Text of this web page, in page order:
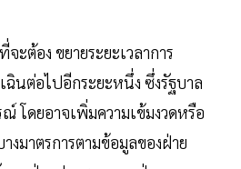
ะต้อง ขยายระยะเวลาการ
นต่อไปอีกระยะหนึ่ง ซึ่งรัฐบาล
โดยอาจเพิ่มความเข้มงวดหรือ
งมาตรการตามข้อมูลของฝ่าย